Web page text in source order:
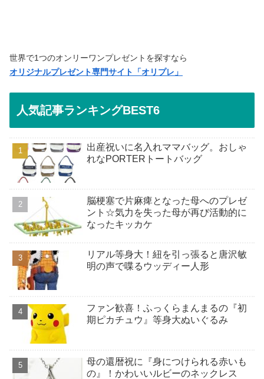
世界で1つのオンリーワンプレゼントを探すなら
オリジナルプレゼント専門サイト「オリプレ」
人気記事ランキングBEST6
出産祝いに名入れママバッグ。おしゃ
れなPORTERトートバッグ
脳梗塞で片麻痺となった母へのプレゼ
ント☆気力を失った母が再び活動的に
なったキッカケ
リアル等身大！紐を引っ張ると唐沢敏
明の声で喋るウッディー人形
ファン歓喜！ふっくらまんまるの『初
期ピカチュウ』等身大ぬいぐるみ
母の還暦祝に『身につけられる赤いも
の』！かわいいルビーのネックレス